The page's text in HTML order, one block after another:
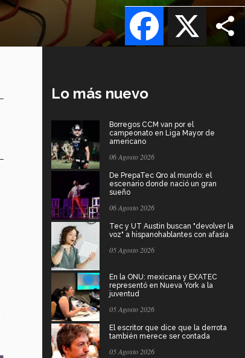
X
Facebook
Lo más nuevo
Borregos CCM van por el
campeonato en Liga Mayor de
americano
06 Agosto 2026
De PrepaTec Qro al mundo: el
escenario donde nació un gran
sueño
06 Agosto 2026
Tec y UT Austin buscan "devolver la
voz" a hispanohablantes con afasia
05 Agosto 2026
En la ONU: mexicana y EXATEC
representó en Nueva York a la
juventud
05 Agosto 2026
El escritor que dice que la derrota
también merece ser contada
05 Agosto 2026